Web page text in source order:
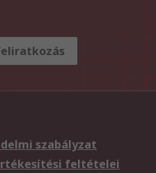
szabályzat
feltételei